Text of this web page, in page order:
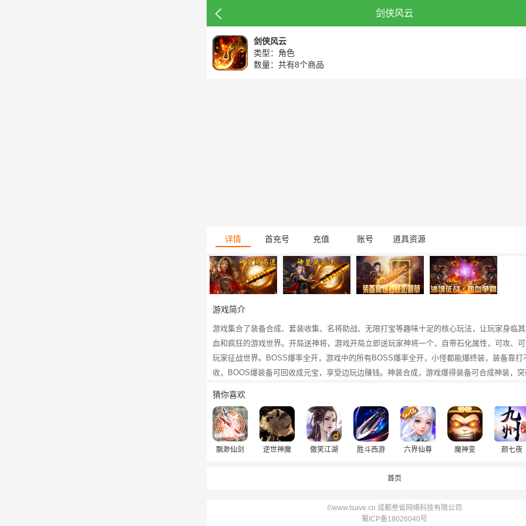
剑侠风云
剑侠风云
类型：角色
数量：共有8个商品
详情 首充号 充值 账号 道具资源
游戏简介
游戏集合了装备合成、套装收集、名将助战、无限打宝等趣味十足的核心玩法，让玩家身临
血和疯狂的游戏世界。开局送神将，游戏开局立即送玩家神将一个，自带石化属性，可攻、
玩家征战世界。BOSS爆率全开，游戏中的所有BOSS爆率全开，小怪都能爆终装，装备靠打
收，BOOS爆装备可回收成元宝，享受边玩边赚钱。神装合成，游戏爆得装备可合成神装，
猜你喜欢
飘渺仙剑 逆世神魔 傲笑江湖 胜斗西游 六界仙尊 魔神变 颜七夜
首页
©www.tsave.cn 成都叁省网络科技有限公司
蜀ICP备18026040号